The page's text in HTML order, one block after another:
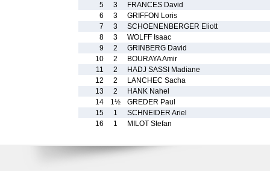
5
3
FRANCES David
6
3
GRIFFON Loris
7
3
SCHOENENBERGER Eliott
8
3
WOLFF Isaac
9
2
GRINBERG David
10
2
BOURAYA Amir
11
2
HADJ SASSI Madiane
12
2
LANCHEC Sacha
13
2
HANK Nahel
14
1½
GREDER Paul
15
1
SCHNEIDER Ariel
16
1 MILOT Stefan